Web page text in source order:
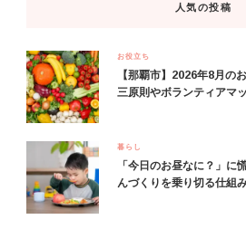
人気の投稿
お役立ち
【那覇市】2026年8月の
三原則やボランティアマ
暮らし
「今日のお昼なに？」に
んづくりを乗り切る仕組